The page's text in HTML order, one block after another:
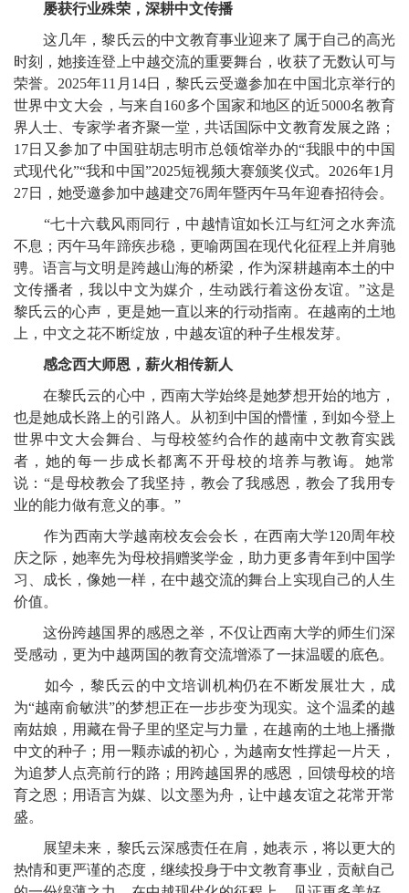
屡获行业殊荣，深耕中文传播
这几年，黎氏云的中文教育事业迎来了属于自己的高光
时刻，她接连登上中越交流的重要舞台，收获了无数认可与
荣誉。2025年11月14日，黎氏云受邀参加在中国北京举行的
世界中文大会，与来自160多个国家和地区的近5000名教育
界人士、专家学者齐聚一堂，共话国际中文教育发展之路；
17日又参加了中国驻胡志明市总领馆举办的“我眼中的中国
式现代化”“我和中国”2025短视频大赛颁奖仪式。2026年1月
27日，她受邀参加中越建交76周年暨丙午马年迎春招待会。
“七十六载风雨同行，中越情谊如长江与红河之水奔流
不息；丙午马年蹄疾步稳，更喻两国在现代化征程上并肩驰
骋。语言与文明是跨越山海的桥梁，作为深耕越南本土的中
文传播者，我以中文为媒介，生动践行着这份友谊。”这是
黎氏云的心声，更是她一直以来的行动指南。在越南的土地
上，中文之花不断绽放，中越友谊的种子生根发芽。
感念西大师恩，薪火相传新人
在黎氏云的心中，西南大学始终是她梦想开始的地方，
也是她成长路上的引路人。从初到中国的懵懂，到如今登上
世界中文大会舞台、与母校签约合作的越南中文教育实践
者，她的每一步成长都离不开母校的培养与教诲。她常
说：“是母校教会了我坚持，教会了我感恩，教会了我用专
业的能力做有意义的事。”
作为西南大学越南校友会会长，在西南大学120周年校
庆之际，她率先为母校捐赠奖学金，助力更多青年到中国学
习、成长，像她一样，在中越交流的舞台上实现自己的人生
价值。
这份跨越国界的感恩之举，不仅让西南大学的师生们深
受感动，更为中越两国的教育交流增添了一抹温暖的底色。
如今，黎氏云的中文培训机构仍在不断发展壮大，成
为“越南俞敏洪”的梦想正在一步步变为现实。这个温柔的越
南姑娘，用藏在骨子里的坚定与力量，在越南的土地上播撒
中文的种子；用一颗赤诚的初心，为越南女性撑起一片天，
为追梦人点亮前行的路；用跨越国界的感恩，回馈母校的培
育之恩；用语言为媒、以文墨为舟，让中越友谊之花常开常
盛。
展望未来，黎氏云深感责任在肩，她表示，将以更大的
热情和更严谨的态度，继续投身于中文教育事业，贡献自己